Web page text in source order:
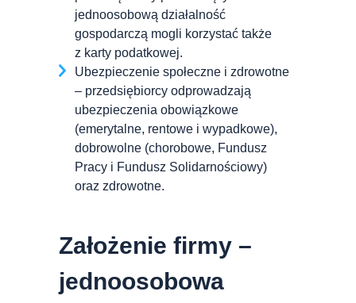
jednoosobową działalność
gospodarczą mogli korzystać także
z karty podatkowej.
Ubezpieczenie społeczne i zdrowotne
– przedsiębiorcy odprowadzają
ubezpieczenia obowiązkowe
(emerytalne, rentowe i wypadkowe),
dobrowolne (chorobowe, Fundusz
Pracy i Fundusz Solidarnościowy)
oraz zdrowotne.
Założenie firmy –
jednoosobowa